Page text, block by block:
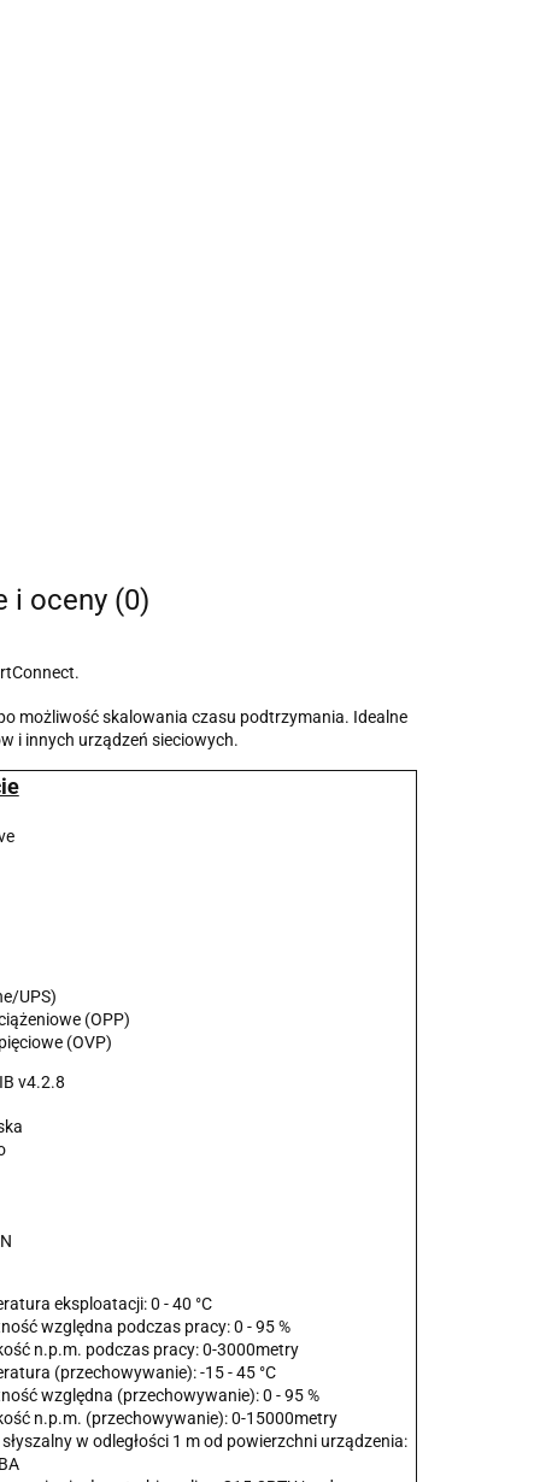
i oceny (0)
możliwość skalowania czasu podtrzymania. Idealne
i innych urządzeń sieciowych.
UPS)
(OPP)
(OVP)
v4.2.8
eksploatacji: 0 - 40 °C
względna podczas pracy: 0 - 95 %
n.p.m. podczas pracy: 0-3000metry
(przechowywanie): -15 - 45 °C
względna (przechowywanie): 0 - 95 %
n.p.m. (przechowywanie): 0-15000metry
słyszalny w odległości 1 m od powierzchni urządzenia: